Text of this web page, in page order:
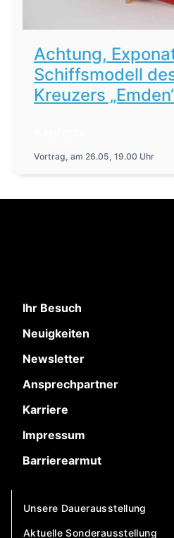
Achtung,
Schiffsmodell
Kreuzers
Vortrag, am 26.05, 19.00 Uhr
Ihr Besuch
Neuigkeiten
Newsletter
Ansprechpartner
Karriere
Impressum
Barrierearmut
Unsere Dauerausstellung
Aktuelle Sonderausstellung